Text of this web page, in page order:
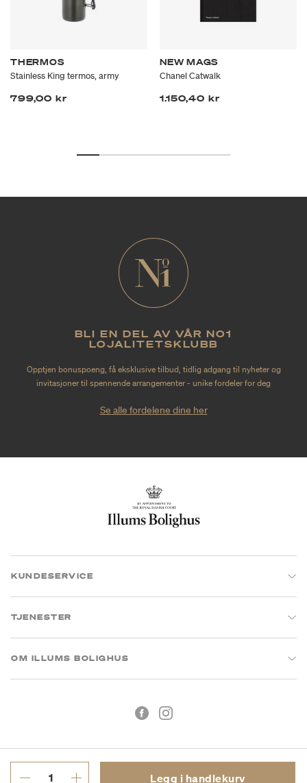
Legg i handlekurv
THERMOS
Stainless King termos, army
799,00 kr
NEW MAGS
Chanel Catwalk
1.150,40 kr
BLI EN DEL AV VÅR NO1
LOJALITETSKLUBB
Opptjen bonuspoeng, få eksklusive tilbud, tidlig adgang til nyheter og
invitasjoner til spennende arrangementer - unike fordeler for deg
Se alle fordelene dine her
KUNDESERVICE
TJENESTER
OM ILLUMS BOLIGHUS